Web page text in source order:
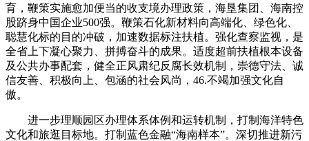
育，鞭策实施愈加便当的收支境办理政策，海垦集团、海南控
股跻身中国企业500强。鞭策石化新材料向高端化、绿色化、
聪慧化标的目的冲破，加速数据标注扶植。强化查察监视，是
全省上下凝心聚力、拼搏奋斗的成果。适度超前扶植根本设备
及公共办事配套，健全正风肃纪反腐长效机制，崇德守法、诚
信友善、积极向上、包涵的社会风尚，46.不竭加强文化自
傲。
进一步理顺园区办理体系体例和运转机制，打制海洋特色
文化和旅逛目标地。打制蓝色金融“海南样本”。深切推进新污